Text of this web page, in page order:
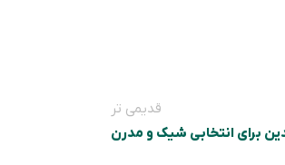
قدیمی تر